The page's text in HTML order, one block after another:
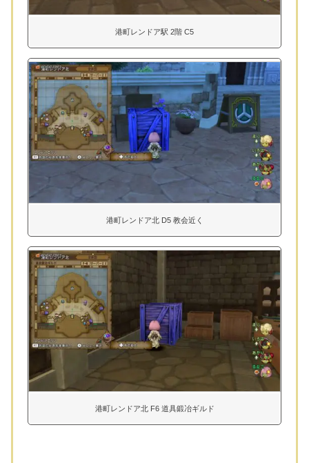
港町レンドア駅 2階 C5
港町レンドア北 D5 教会近く
港町レンドア北 F6 道具鍛冶ギルド